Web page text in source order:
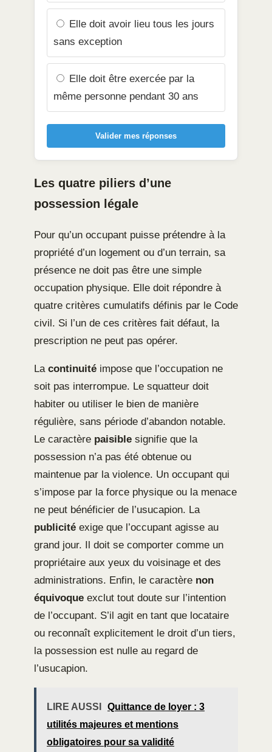
Elle doit avoir lieu tous les jours
sans exception
Elle doit être exercée par la
même personne pendant 30 ans
Valider mes réponses
Les quatre piliers d’une
possession légale
Pour qu’un occupant puisse prétendre à la
propriété d’un logement ou d’un terrain, sa
présence ne doit pas être une simple
occupation physique. Elle doit répondre à
quatre critères cumulatifs définis par le Code
civil. Si l’un de ces critères fait défaut, la
prescription ne peut pas opérer.
La continuité impose que l’occupation ne
soit pas interrompue. Le squatteur doit
habiter ou utiliser le bien de manière
régulière, sans période d’abandon notable.
Le caractère paisible signifie que la
possession n’a pas été obtenue ou
maintenue par la violence. Un occupant qui
s’impose par la force physique ou la menace
ne peut bénéficier de l’usucapion. La
publicité exige que l’occupant agisse au
grand jour. Il doit se comporter comme un
propriétaire aux yeux du voisinage et des
administrations. Enfin, le caractère non
équivoque exclut tout doute sur l’intention
de l’occupant. S’il agit en tant que locataire
ou reconnaît explicitement le droit d’un tiers,
la possession est nulle au regard de
l’usucapion.
LIRE AUSSI
Quittance de loyer : 3
utilités majeures et mentions
obligatoires pour sa validité